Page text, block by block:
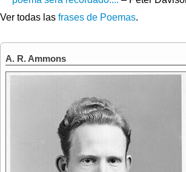
Ver todas las frases de Poemas.
A. R. Ammons